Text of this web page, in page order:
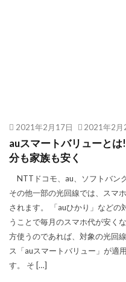
2021年2月17日 2021年2月
auスマートバリューと
分も家族も安く
NTTドコモ、au、ソフトバン
その他一部の光回線では、スマ
されます。 「auひかり」などの
うことで毎月のスマホ代が安く
方使うのであれば、対象の光回
ス「auスマートバリュー」が適
す。 そ […]